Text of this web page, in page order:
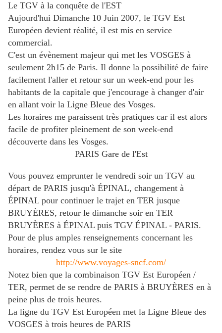
Le TGV à la conquête de l'EST
Aujourd'hui Dimanche 10 Juin 2007, le TGV Est
Européen devient réalité, il est mis en service
commercial.
C'est un évènement majeur qui met les VOSGES à
seulement 2h15 de Paris. Il donne la possibilité de faire
facilement l'aller et retour sur un week-end pour les
habitants de la capitale que j'encourage à changer d'air
en allant voir la Ligne Bleue des Vosges.
Les horaires me paraissent très pratiques car il est alors
facile de profiter pleinement de son week-end
découverte dans les Vosges.
PARIS Gare de l'Est
Vous pouvez emprunter le vendredi soir un TGV au
départ de PARIS jusqu'à ÉPINAL, changement à
ÉPINAL pour continuer le trajet en TER jusque
BRUYÈRES, retour le dimanche soir en TER
BRUYÈRES à ÉPINAL puis TGV ÉPINAL - PARIS.
Pour de plus amples renseignements concernant les
horaires, rendez vous sur le site
http://www.voyages-sncf.com/
Notez bien que la combinaison TGV Est Européen /
TER, permet de se rendre de PARIS à BRUYÈRES en à
peine plus de trois heures.
La ligne du TGV Est Européen met la Ligne Bleue des
VOSGES à trois heures de PARIS